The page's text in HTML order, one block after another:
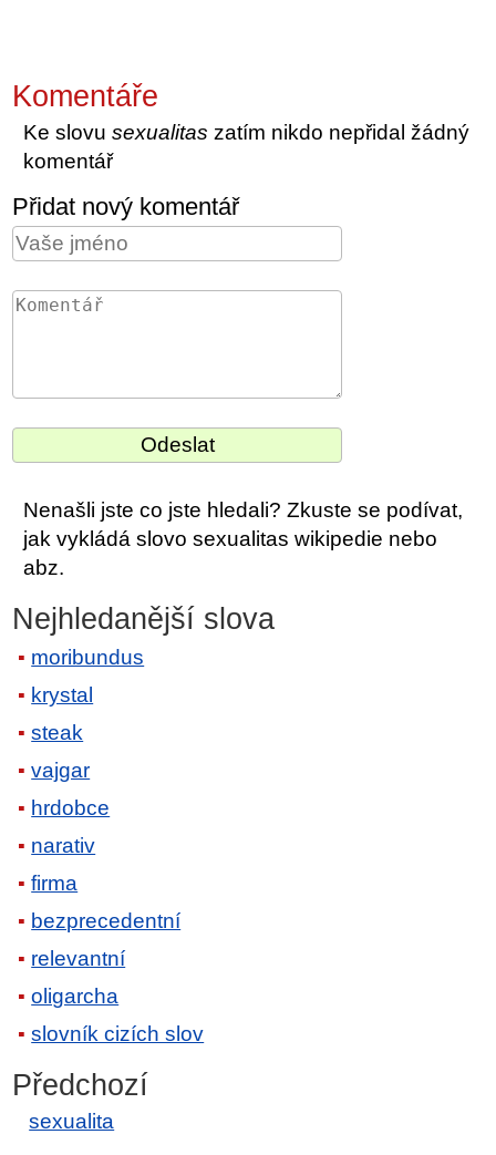
Komentáře
Ke slovusexualitas zatím nikdo nepřidal žádný
komentář
Přidat nový komentář
Nenašli jste co jste hledali? Zkuste se podívat,
jak vykládá slovo sexualitas wikipedie nebo
abz.
Nejhledanější slova
moribundus
krystal
steak
vajgar
hrdobce
narativ
firma
bezprecedentní
relevantní
oligarcha
slovník cizích slov
Předchozí
sexualita